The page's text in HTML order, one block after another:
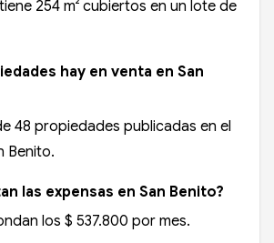
254 m² cubiertos en un lote de
hay en venta en San
48 propiedades publicadas en el
Benito.
las expensas en San Benito?
los $ 537.800 por mes.